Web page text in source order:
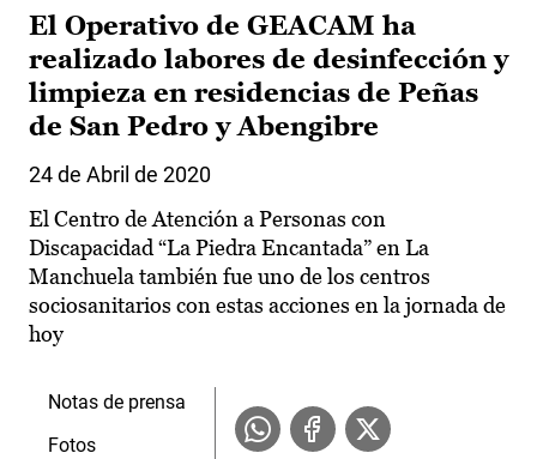
El Operativo de GEACAM ha
realizado labores de desinfección y
limpieza en residencias de Peñas
de San Pedro y Abengibre
24 de Abril de 2020
El Centro de Atención a Personas con
Discapacidad “La Piedra Encantada” en La
Manchuela también fue uno de los centros
sociosanitarios con estas acciones en la jornada de
hoy
Notas de prensa
Fotos